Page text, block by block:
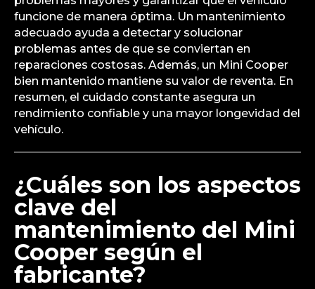
funcione de manera óptima. Un mantenimiento
adecuado ayuda a detectar y solucionar
problemas antes de que se conviertan en
reparaciones costosas. Además, un Mini Cooper
bien mantenido mantiene su valor de reventa. En
resumen, el cuidado constante asegura un
rendimiento confiable y una mayor longevidad del
vehículo.
¿Cuáles son los aspectos
clave del
mantenimiento del Mini
Cooper según el
fabricante?